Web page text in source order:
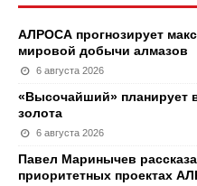
АЛРОСА прогнозирует
мировой добычи алмазов
6 августа 2026
«Высочайший» планирует
золота
6 августа 2026
Павел Маринычев
приоритетных проектах